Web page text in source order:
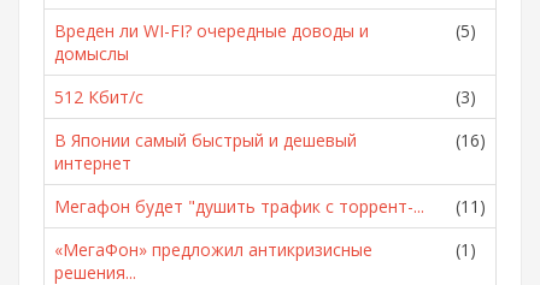
Вреден ли WI-FI? очередные доводы и
домыслы
(5)
512 Кбит/с
(3)
В Японии самый быстрый и дешевый
интернет
(16)
Мегафон будет "душить трафик с торрент-...
(11)
«МегаФон» предложил антикризисные
решения...
(1)